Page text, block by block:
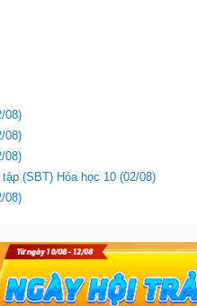
08)
08)
08)
(SBT) Hóa học 10 (02/08)
08)
Liên hệ |